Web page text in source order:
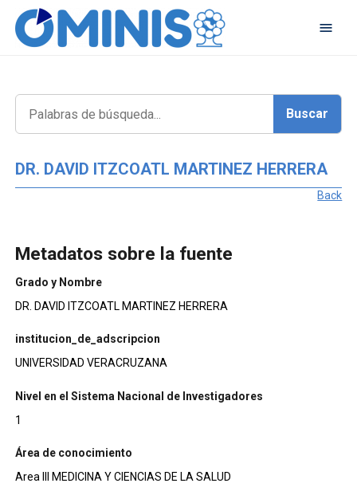
DR. DAVID ITZCOATL MARTINEZ HERRERA
Back
Metadatos sobre la fuente
Grado y Nombre
DR. DAVID ITZCOATL MARTINEZ HERRERA
institucion_de_adscripcion
UNIVERSIDAD VERACRUZANA
Nivel en el Sistema Nacional de Investigadores
1
Área de conocimiento
Area III MEDICINA Y CIENCIAS DE LA SALUD